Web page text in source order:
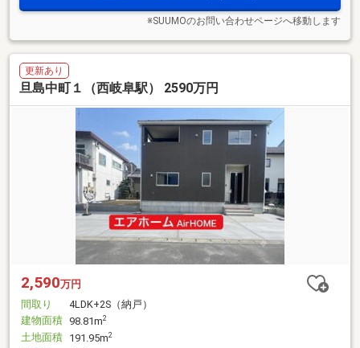
※SUUMOのお問い合わせページへ移動します
更新あり
旦島中町１（西岐阜駅） 2590万円
2,590万円
間取り
4LDK+2S（納戸）
建物面積 98.81m2
土地面積 191.95m2